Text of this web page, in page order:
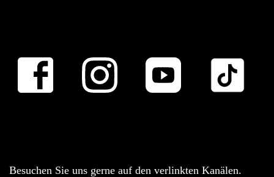
Besuchen Sie uns gerne auf den verlinkten Kanälen.